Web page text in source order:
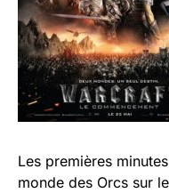
Les premières
monde des Orcs sur